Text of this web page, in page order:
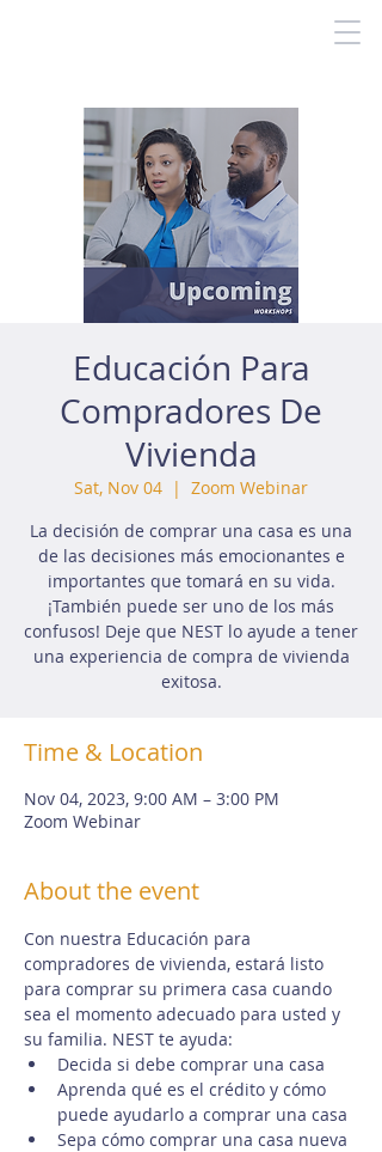
Educación Para
Compradores De
Vivienda
Sat, Nov 04
  |
Zoom Webinar
La decisión de comprar una casa es una
de las decisiones más emocionantes e
importantes que tomará en su vida.
¡También puede ser uno de los más
confusos! Deje que NEST lo ayude a tener
una experiencia de compra de vivienda
exitosa.
Time & Location
Nov 04, 2023, 9:00 AM – 3:00 PM
Zoom Webinar
About the event
Con nuestra Educación para
compradores de vivienda, estará listo
para comprar su primera casa cuando
sea el momento adecuado para usted y
su familia. NEST te ayuda:
Decida si debe comprar una casa
Aprenda qué es el crédito y cómo
puede ayudarlo a comprar una casa
Sepa cómo comprar una casa nueva